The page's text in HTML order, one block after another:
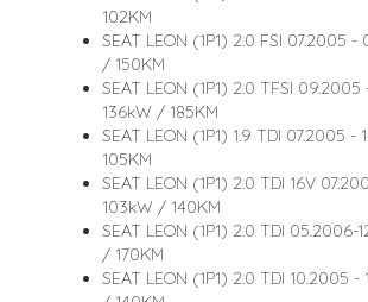
102KM
SEAT LEON (1P1) 2.0 FSI 07.2005 -
/ 150KM
SEAT LEON (1P1) 2.0 TFSI
136kW / 185KM
SEAT LEON (1P1) 1.9 TDI 07.2005 -
105KM
SEAT LEON (1P1) 2.0 TDI 16V
103kW / 140KM
SEAT LEON (1P1) 2.0 TDI 05.2006-
/ 170KM
SEAT LEON (1P1) 2.0 TDI 10.2005 -